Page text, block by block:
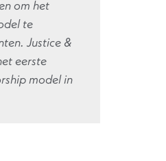
om het
te
Justice &
eerste
model in